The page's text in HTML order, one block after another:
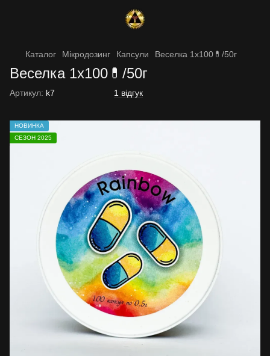
Каталог Мікродозинг Капсули Веселка 1х100💊/50г
Веселка 1х100💊/50г
Артикул: k7 1 відгук
НОВИНКА
СЕЗОН 2025